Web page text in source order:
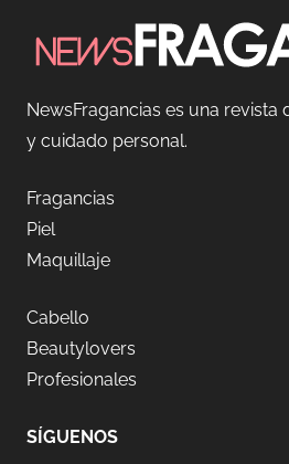
NewsFragancias es una revista
y cuidado personal.
Fragancias
Piel
Maquillaje
Cabello
Beautylovers
Profesionales
SÍGUENOS